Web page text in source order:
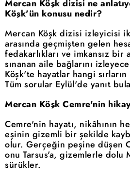
Mercan Köşk dizisi ne
Köşk'ün konusu nedir?
Mercan Köşk dizisi izleyicisi
arasında geçmişten gelen
fedakarlıkları ve imkansız bir
sınanan aile bağlarını
Köşk'te hayatlar hangi
Tüm sorular Eylül'de yanıt
Mercan Köşk Cemre'nin
Cemre'nin hayatı, nikâhının
eşinin gizemli bir şekilde
olur. Gerçeğin peşine düşen
onu Tarsus'a, gizemlerle dolu
sürükler.